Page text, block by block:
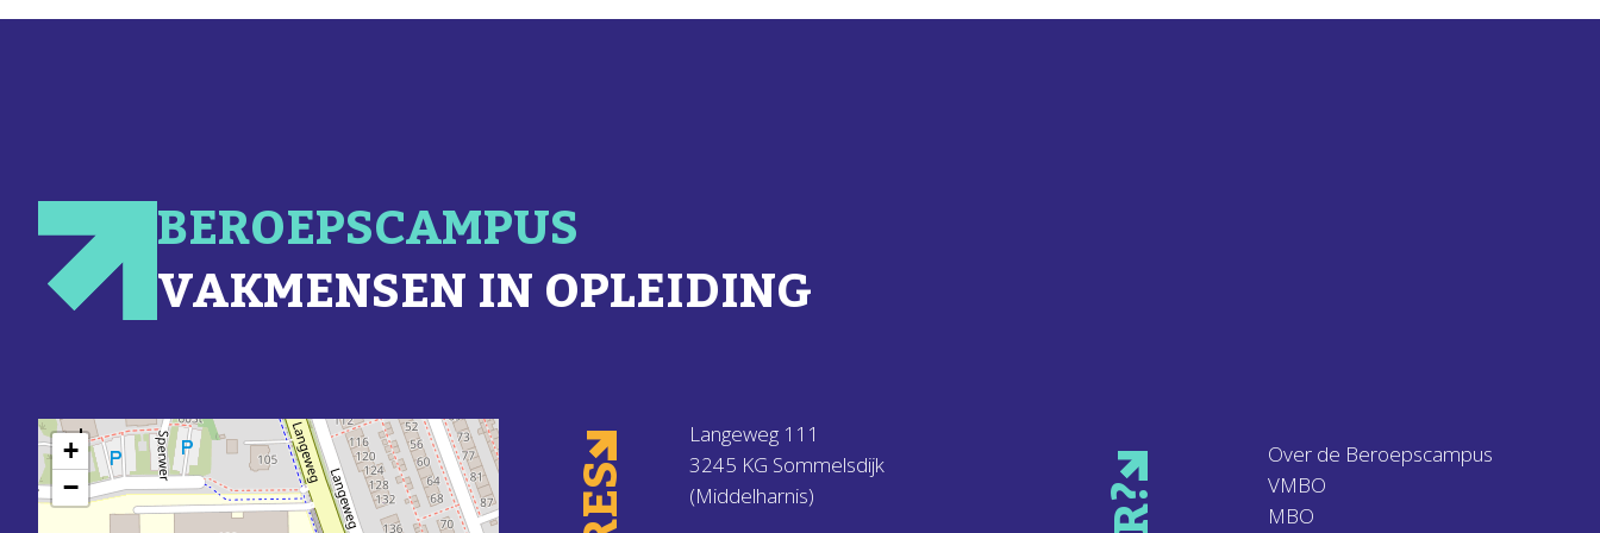
BEROEPSCAMPUS
VAKMENSEN IN OPLEIDING
+
−
Langeweg 111
3245 KG Sommelsdijk
(Middelharnis)
Over de Beroepscampus
VMBO
MBO